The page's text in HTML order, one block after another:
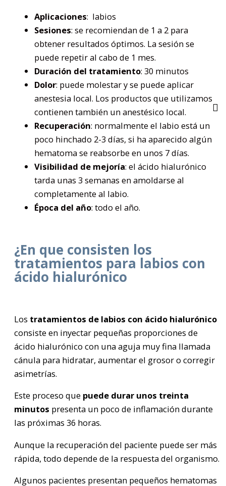
Aplicaciones: labios
Sesiones: se recomiendan de 1 a 2 para
obtener resultados óptimos. La sesión se
puede repetir al cabo de 1 mes.
Duración del tratamiento: 30 minutos
Dolor: puede molestar y se puede aplicar
anestesia local. Los productos que utilizamos
contienen también un anestésico local.
Recuperación: normalmente el labio está un
poco hinchado 2-3 días, si ha aparecido algún
hematoma se reabsorbe en unos 7 días.
Visibilidad de mejoría: el ácido hialurónico
tarda unas 3 semanas en amoldarse al
completamente al labio.
Época del año: todo el año.
¿En que consisten los
tratamientos para labios con
ácido hialurónico
Los tratamientos de labios con ácido hialurónico
consiste en inyectar pequeñas proporciones de
ácido hialurónico con una aguja muy fina llamada
cánula para hidratar, aumentar el grosor o corregir
asimetrías.
Este proceso que puede durar unos treinta
minutos presenta un poco de inflamación durante
las próximas 36 horas.
Aunque la recuperación del paciente puede ser más
rápida, todo depende de la respuesta del organismo.
Algunos pacientes presentan pequeños hematomas